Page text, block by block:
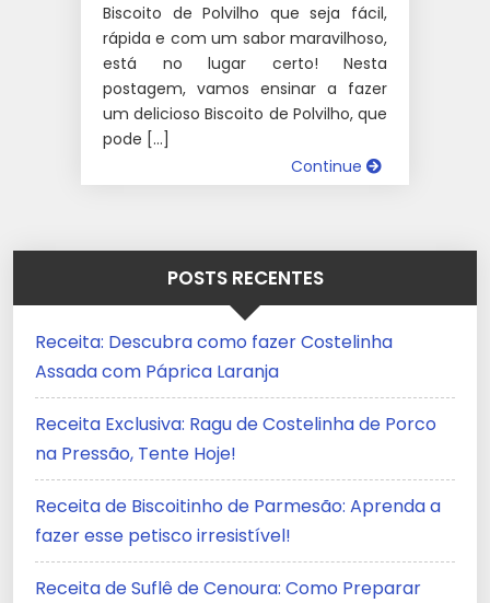
Biscoito de Polvilho que seja fácil,
rápida e com um sabor maravilhoso,
está no lugar certo! Nesta
postagem, vamos ensinar a fazer
um delicioso Biscoito de Polvilho, que
pode […]
Continue
POSTS RECENTES
Receita: Descubra como fazer Costelinha
Assada com Páprica Laranja
Receita Exclusiva: Ragu de Costelinha de Porco
na Pressão, Tente Hoje!
Receita de Biscoitinho de Parmesão: Aprenda a
fazer esse petisco irresistível!
Receita de Suflê de Cenoura: Como Preparar